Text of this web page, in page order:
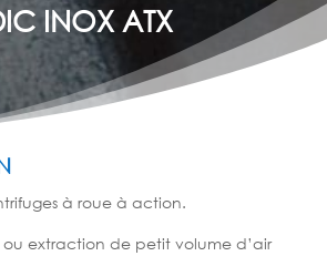
INOX ATX
à roue à action.
extraction de petit volume d’air